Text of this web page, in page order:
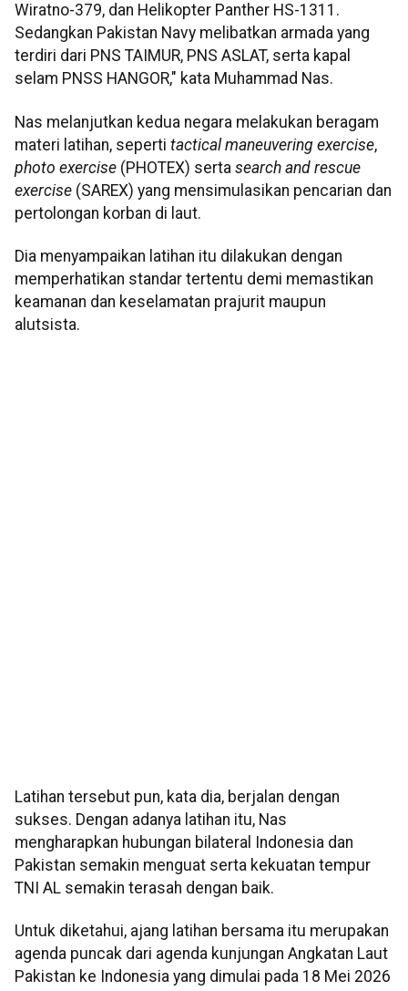
Wiratno-379, dan Helikopter Panther HS-1311.
Sedangkan Pakistan Navy melibatkan armada yang
terdiri dari PNS TAIMUR, PNS ASLAT, serta kapal
selam PNSS HANGOR," kata Muhammad Nas.
Nas melanjutkan kedua negara melakukan beragam
materi latihan, seperti tactical maneuvering exercise,
photo exercise (PHOTEX) serta search and rescue
exercise (SAREX) yang mensimulasikan pencarian dan
pertolongan korban di laut.
Dia menyampaikan latihan itu dilakukan dengan
memperhatikan standar tertentu demi memastikan
keamanan dan keselamatan prajurit maupun
alutsista.
Latihan tersebut pun, kata dia, berjalan dengan
sukses. Dengan adanya latihan itu, Nas
mengharapkan hubungan bilateral Indonesia dan
Pakistan semakin menguat serta kekuatan tempur
TNI AL semakin terasah dengan baik.
Untuk diketahui, ajang latihan bersama itu merupakan
agenda puncak dari agenda kunjungan Angkatan Laut
Pakistan ke Indonesia yang dimulai pada 18 Mei 2026